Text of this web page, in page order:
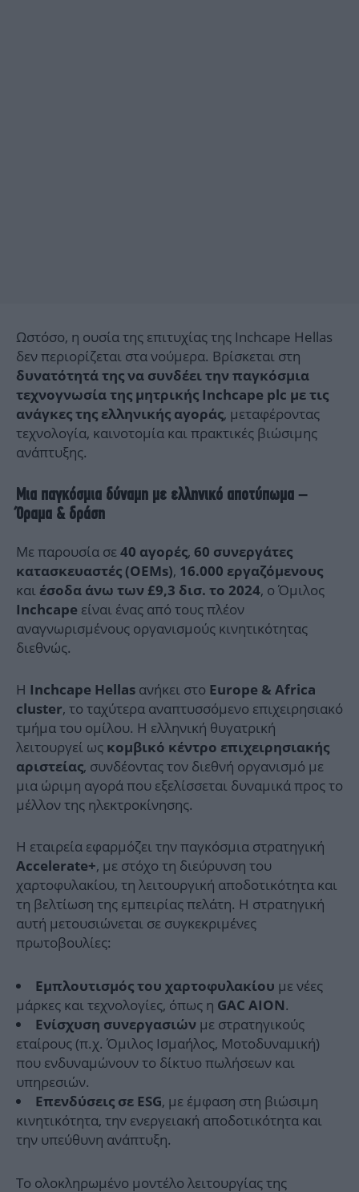
Ωστόσο, η ουσία της επιτυχίας της Inchcape Hellas
δεν περιορίζεται στα νούμερα. Βρίσκεται στη
δυνατότητά της να συνδέει την παγκόσμια
τεχνογνωσία της μητρικής Inchcape plc με τις
ανάγκες της ελληνικής αγοράς, μεταφέροντας
τεχνολογία, καινοτομία και πρακτικές βιώσιμης
ανάπτυξης.
Μια παγκόσμια δύναμη με ελληνικό αποτύπωμα –
Όραμα & δράση
Με παρουσία σε 40 αγορές, 60 συνεργάτες
κατασκευαστές (OEMs), 16.000 εργαζόμενους
και έσοδα άνω των £9,3 δισ. το 2024, ο Όμιλος
Inchcape είναι ένας από τους πλέον
αναγνωρισμένους οργανισμούς κινητικότητας
διεθνώς.
Η Inchcape Hellas ανήκει στο Europe & Africa
cluster, το ταχύτερα αναπτυσσόμενο επιχειρησιακό
τμήμα του ομίλου. Η ελληνική θυγατρική
λειτουργεί ως κομβικό κέντρο επιχειρησιακής
αριστείας, συνδέοντας τον διεθνή οργανισμό με
μια ώριμη αγορά που εξελίσσεται δυναμικά προς το
μέλλον της ηλεκτροκίνησης.
Η εταιρεία εφαρμόζει την παγκόσμια στρατηγική
Accelerate+, με στόχο τη διεύρυνση του
χαρτοφυλακίου, τη λειτουργική αποδοτικότητα και
τη βελτίωση της εμπειρίας πελάτη. Η στρατηγική
αυτή μετουσιώνεται σε συγκεκριμένες
πρωτοβουλίες:
Εμπλουτισμός του χαρτοφυλακίου με νέες
μάρκες και τεχνολογίες, όπως η GAC AION.
Ενίσχυση συνεργασιών με στρατηγικούς
εταίρους (π.χ. Όμιλος Ισμαήλος, Μοτοδυναμική)
που ενδυναμώνουν το δίκτυο πωλήσεων και
υπηρεσιών.
Επενδύσεις σε ESG, με έμφαση στη βιώσιμη
κινητικότητα, την ενεργειακή αποδοτικότητα και
την υπεύθυνη ανάπτυξη.
Το ολοκληρωμένο μοντέλο λειτουργίας της